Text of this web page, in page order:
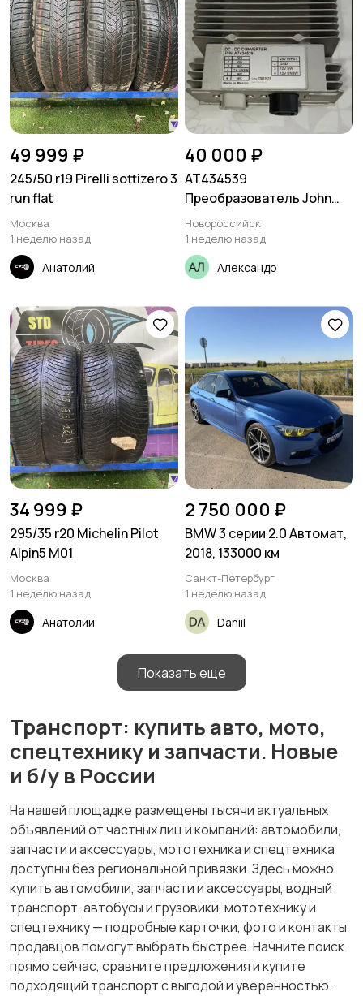
49 999 ₽
245/50 r19 Pirelli sottizero 3
run flat
Москва
1 неделю назад
Анатолий
40 000 ₽
AT434539
Преобразователь John
Deere
Новороссийск
1 неделю назад
Александр
34 999 ₽
295/35 r20 Michelin Pilot
Alpin5 M01
Москва
1 неделю назад
Анатолий
2 750 000 ₽
BMW 3 серии 2.0 Автомат,
2018, 133000 км
Санкт-Петербург
1 неделю назад
Daniil
Показать еще
Транспорт: купить авто, мото,
спецтехнику и запчасти. Новые
и б/у в России
На нашей площадке размещены тысячи актуальных
объявлений от частных лиц и компаний: автомобили,
запчасти и аксессуары, мототехника и спецтехника
доступны без региональной привязки. Здесь можно
купить автомобили, запчасти и аксессуары, водный
транспорт, автобусы и грузовики, мототехнику и
спецтехнику — подробные карточки, фото и контакты
продавцов помогут выбрать быстрее. Начните поиск
прямо сейчас, сравните предложения и купите
подходящий транспорт с выгодой и уверенностью.